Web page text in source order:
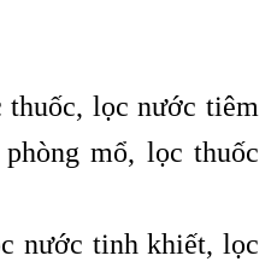
lọc nước tiêm
mổ, lọc thuốc
nước tinh khiết, lọc